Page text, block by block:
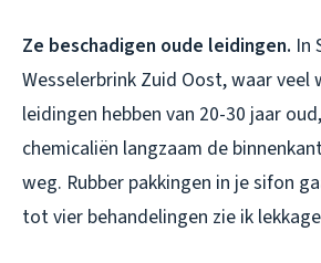
Ze beschadigen oude leidingen. In
Wesselerbrink Zuid Oost, waar veel
leidingen hebben van 20-30 jaar
chemicaliën langzaam de
weg. Rubber pakkingen in je sifon
tot vier behandelingen zie ik